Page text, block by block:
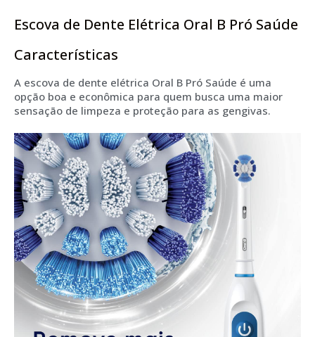
Escova de Dente Elétrica Oral B Pró Saúde
Características
A escova de dente elétrica Oral B Pró Saúde é uma
opção boa e econômica para quem busca uma maior
sensação de limpeza e proteção para as gengivas.